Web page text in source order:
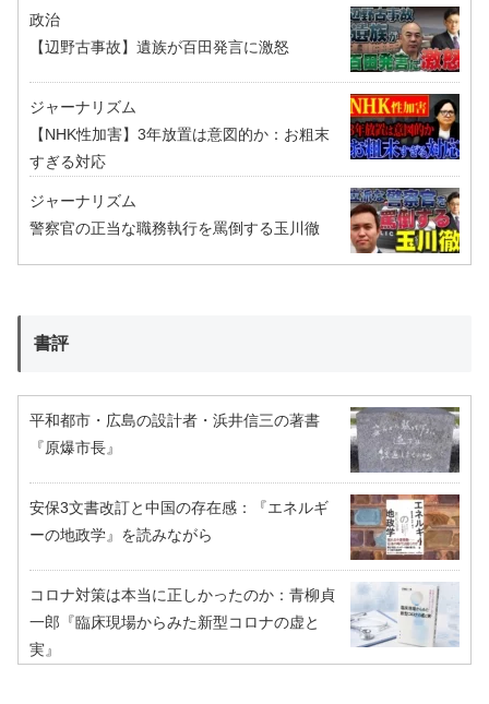
政治
【辺野古事故】遺族が百田発言に激怒
ジャーナリズム
【NHK性加害】3年放置は意図的か：お粗末
すぎる対応
ジャーナリズム
警察官の正当な職務執行を罵倒する玉川徹
書評
平和都市・広島の設計者・浜井信三の著書
『原爆市長』
安保3文書改訂と中国の存在感：『エネルギ
ーの地政学』を読みながら
コロナ対策は本当に正しかったのか：青柳貞
一郎『臨床現場からみた新型コロナの虚と
実』